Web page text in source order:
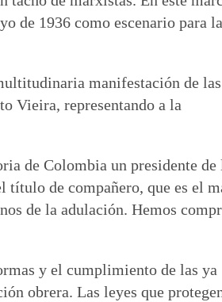
de 1936 como escenario para la
manifestación de
Vieira, representando a la
de Colombia un presidente de
título de compañero, que es el
de la adulación. Hemos
y el cumplimiento de las ya
obrera. Las leyes que